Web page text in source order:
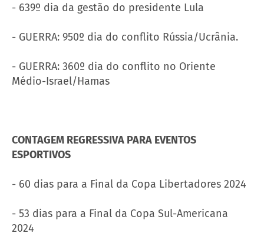
- 639º dia da gestão do presidente Lula
- GUERRA: 950º dia do conflito Rússia/Ucrânia.
- GUERRA: 360º dia do conflito no Oriente
Médio-Israel/Hamas
CONTAGEM REGRESSIVA PARA EVENTOS
ESPORTIVOS
- 60 dias para a Final da Copa Libertadores 2024
- 53 dias para a Final da Copa Sul-Americana
2024